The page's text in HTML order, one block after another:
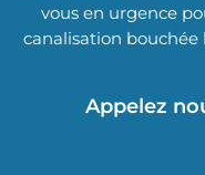
vous en urgence
canalisation bouchée
Appelez